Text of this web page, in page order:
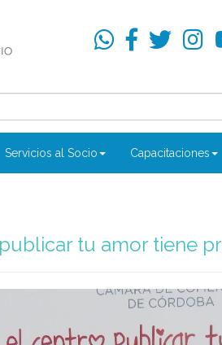
Servicios al Socio Capacitaciones
tu amor tiene